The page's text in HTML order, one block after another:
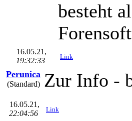
besteht
16.05.21,
19:32:33
Link
Perunica
(Standard) Zur Info -
16.05.21,
22:04:56
Link